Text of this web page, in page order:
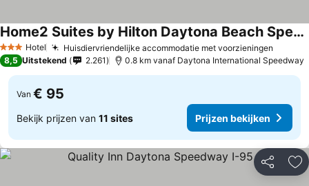
3 SterrenHotel Huisdiervriendelijke accommodatie met voorzieningen
Home2 Suites by Hilton Daytona Beach Speedway
Prijzen bekijken
8,5 Uitstekend 2.261 0.8 km vanaf Daytona International Speedway
Van € 95
Bekijk prijzen van 11 sites Prijzen bekijken
Delen